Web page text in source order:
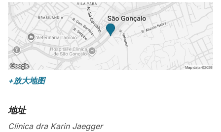
+放大地图
地址
Clinica dra Karin Jaegger